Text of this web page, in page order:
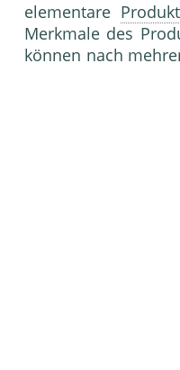
elementare
Merkmale des
können nach